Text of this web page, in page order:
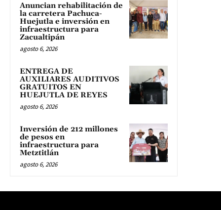
Anuncian rehabilitación de
la carretera Pachuca-
Huejutla e inversión en
infraestructura para
Zacualtipán
agosto 6, 2026
ENTREGA DE
AUXILIARES AUDITIVOS
GRATUITOS EN
HUEJUTLA DE REYES
agosto 6, 2026
Inversión de 212 millones
de pesos en
infraestructura para
Metztitlán
agosto 6, 2026